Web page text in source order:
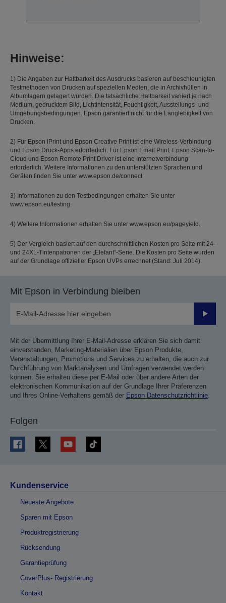
Hinweise:
1) Die Angaben zur Haltbarkeit des Ausdrucks basieren auf beschleunigten
Testmethoden von Drucken auf speziellen Medien, die in Archivhüllen in
Albumlagern gelagert wurden. Die tatsächliche Haltbarkeit variiert je nach
Medium, gedrucktem Bild, Lichtintensität, Feuchtigkeit, Ausstellungs- und
Umgebungsbedingungen. Epson garantiert nicht für die Langlebigkeit von
Drucken.
2) Für Epson iPrint und Epson Creative Print ist eine Wireless-Verbindung
und Epson Druck-Apps erforderlich. Für Epson Email Print, Epson Scan-to-
Cloud und Epson Remote Print Driver ist eine Internetverbindung
erforderlich. Weitere Informationen zu den unterstützten Sprachen und
Geräten finden Sie unter www.epson.de/connect
3) Informationen zu den Testbedingungen erhalten Sie unter
www.epson.eu/testing.
4) Weitere Informationen erhalten Sie unter www.epson.eu/pageyield.
5) Der Vergleich basiert auf den durchschnittlichen Kosten pro Seite mit 24-
und 24XL-Tintenpatronen der „Elefant“-Serie. Die Kosten pro Seite wurden
auf der Grundlage offizieller Epson UVPs errechnet (Stand: Juli 2014).
Mit Epson in Verbindung bleiben
Mit der Übermittlung Ihrer E-Mail-Adresse erklären Sie sich damit
einverstanden, Marketing-Materialien über Epson Produkte,
Veranstaltungen, Promotions und Services zu erhalten, die auch zur
Durchführung von Marktanalysen und Umfragen verwendet werden
können. Sie erhalten diese per E-Mail oder über andere Arten der
elektronischen Kommunikation auf der Grundlage Ihrer Präferenzen
und Ihres Online-Verhaltens gemäß der Epson Datenschutzrichtlinie
Folgen
Kundenservice
Neueste Angebote
Sparen mit Epson
Produktregistrierung
Rücksendung
Garantieprüfung
CoverPlus- Registrierung
Kontakt